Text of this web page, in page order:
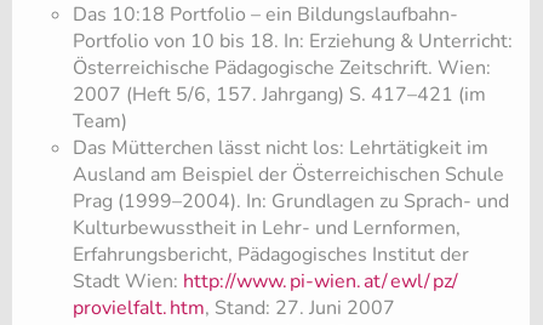
Das 10:18 Portfolio – ein Bildungslaufbahn-
Portfolio von 10 bis 18. In: Erziehung & Unterricht:
Österreichische Pädagogische Zeitschrift. Wien:
2007 (Heft 5/6, 157. Jahrgang) S. 417–421 (im
Team)
Das Mütterchen lässt nicht los: Lehrtätigkeit im
Ausland am Beispiel der Österreichischen Schule
Prag (1999–2004). In: Grundlagen zu Sprach- und
Kulturbewusstheit in Lehr- und Lernformen,
Erfahrungsbericht, Pädagogisches Institut der
Stadt Wien: http://www.pi-wien.at/ewl/pz/
provielfalt.htm, Stand: 27. Juni 2007